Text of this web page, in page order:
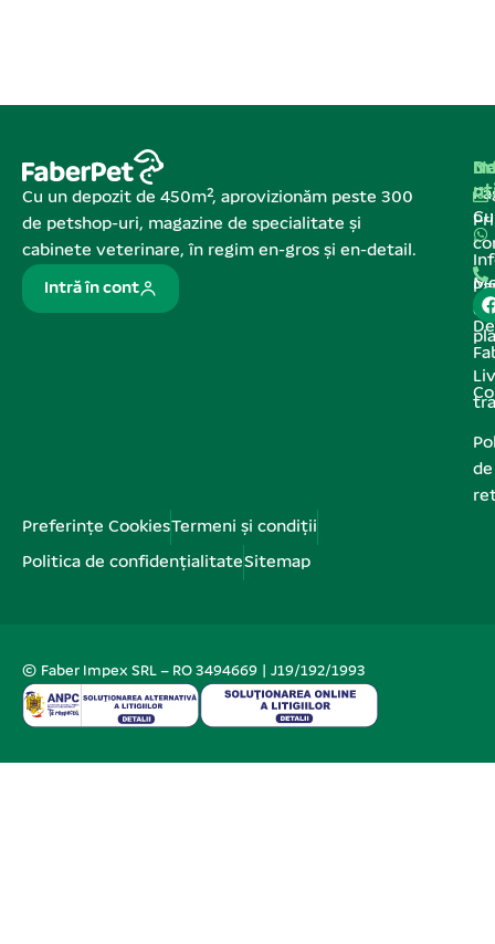
Cu un depozit de 450m², aprovizionăm peste 300
de petshop-uri, magazine de specialitate și
cabinete veterinare, în regim en-gros și en-detail.
Intră în cont
de
de
Preferințe CookiesTermeni și condiții
Politica de confidențialitateSitemap
© Faber Impex SRL – RO 3494669 | J19/192/1993